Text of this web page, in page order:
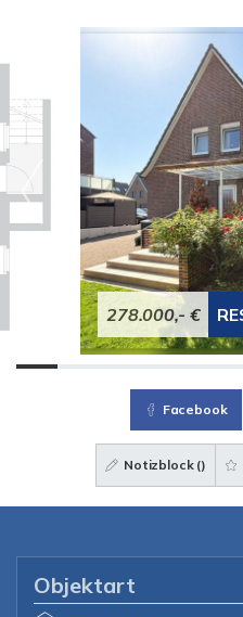
278.000,- €
Facebook
Notizblock ()
Objektart